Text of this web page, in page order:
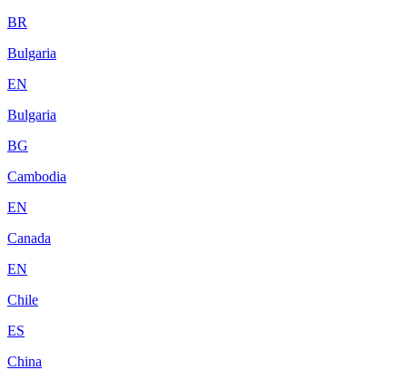
BR
Bulgaria
EN
Bulgaria
BG
Cambodia
EN
Canada
EN
Chile
ES
China